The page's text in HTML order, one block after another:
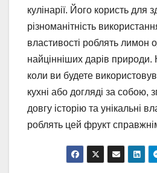
кулінарії. Його користь для
різноманітність
властивості роблять лимон
найцінніших дарів природи.
коли ви будете
кухні або догляді за собою,
довгу історію та унікальні
роблять цей фрукт